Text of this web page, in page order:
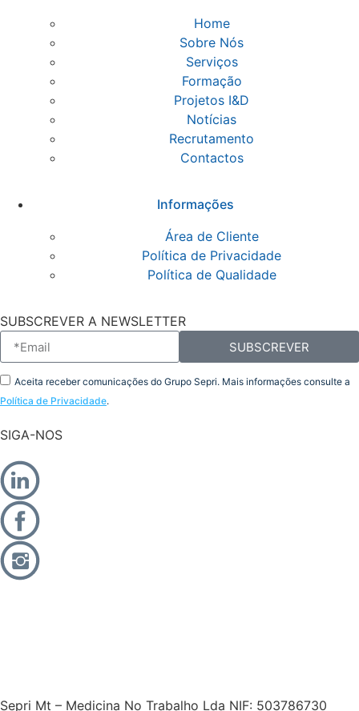
Home
Sobre Nós
Serviços
Formação
Projetos I&D
Notícias
Recrutamento
Contactos
Informações
Área de Cliente
Política de Privacidade
Política de Qualidade
SUBSCREVER A NEWSLETTER
Aceita receber comunicações do Grupo Sepri. Mais informações consulte a
Política de Privacidade.
SUBSCREVER
SIGA-NOS
Sepri Mt – Medicina No Trabalho Lda NIF: 503786730